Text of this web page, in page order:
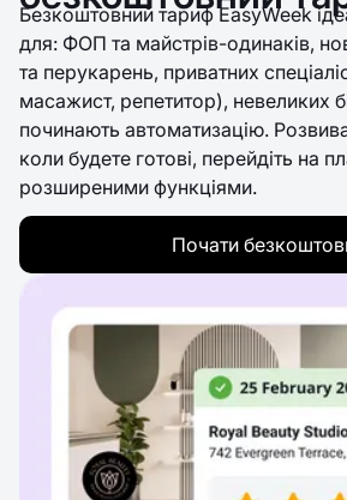
Безкоштовний тариф EasyWeek
для: ФОП та майстрів-одинаків,
та перукарень, приватних
масажист, репетитор), невеликих
починають автоматизацію.
коли будете готові, перейдіть на
розширеними функціями.
Почати